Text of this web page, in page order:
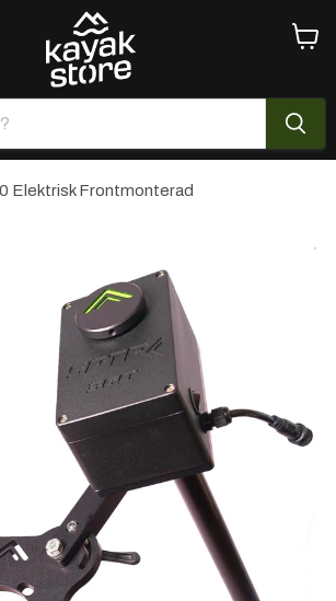
Elektrisk Frontmonterad